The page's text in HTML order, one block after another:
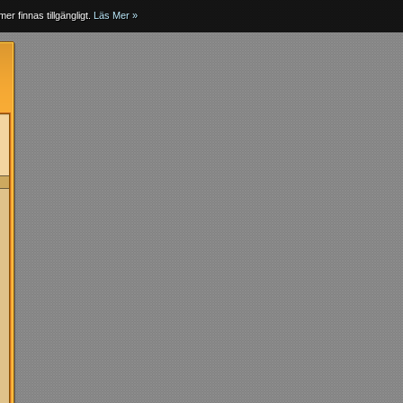
finnas tillgängligt. Läs Mer »